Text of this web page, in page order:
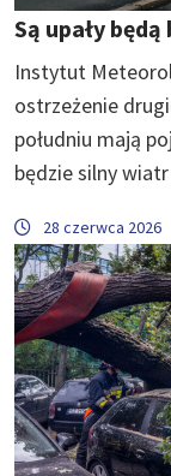
Są upały
Instytut
ostrzeżenie
południu mają
będzie silny
28 czerwca 2026